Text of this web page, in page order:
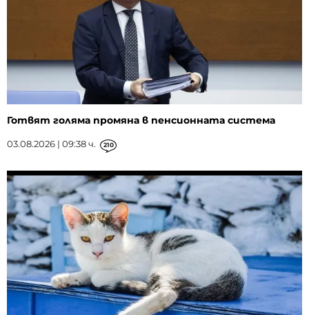
Готвят голяма промяна в пенсионната система
03.08.2026 | 09:38 ч. 210